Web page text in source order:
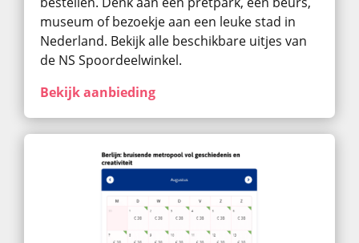
museum of bezoekje aan een leuke stad in
Nederland. Bekijk alle beschikbare uitjes van
de NS Spoordeelwinkel.
Bekijk aanbieding